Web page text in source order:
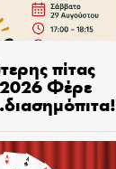
πίτας
Φέρε